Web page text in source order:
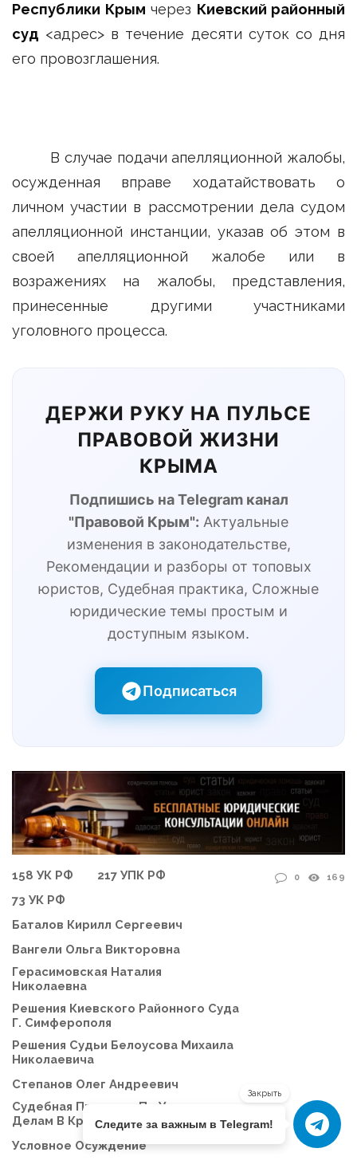
Республики Крым через Киевский районный
суд <адрес> в течение десяти суток со дня
его провозглашения.
В случае подачи апелляционной жалобы,
осужденная вправе ходатайствовать о
личном участии в рассмотрении дела судом
апелляционной инстанции, указав об этом в
своей апелляционной жалобе или в
возражениях на жалобы, представления,
принесенные другими участниками
уголовного процесса.
ДЕРЖИ РУКУ НА ПУЛЬСЕ
ПРАВОВОЙ ЖИЗНИ
КРЫМА
Подпишись на Telegram канал
"Правовой Крым": Актуальные
изменения в законодательстве,
Рекомендации и разборы от топовых
юристов, Судебная практика, Сложные
юридические темы простым и
доступным языком.
Подписаться
158 УК РФ
217 УПК РФ
73 УК РФ
Баталов Кирилл Сергеевич
Вангели Ольга Викторовна
Герасимовская Наталия
Николаевна
Решения Киевского Районного Суда
Г. Симферополя
Решения Судьи Белоусова Михаила
Николаевича
Степанов Олег Андреевич
Судебная Практика По Уголовным
Делам В Крыму
Условное Осуждение
0 169
Закрыть
Следите за важным в Telegram!